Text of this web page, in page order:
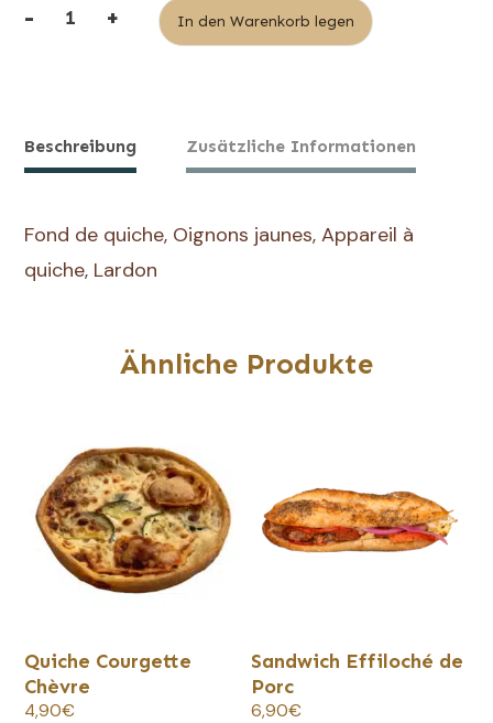
-
Lorraine
+ In den Warenkorb legen
Beschreibung Zusätzliche Informationen
Fond de quiche, Oignons jaunes, Appareil à
quiche, Lardon
Ähnliche Produkte
Quiche Courgette
Chèvre
4,90€
Sandwich Effiloché de
Porc
6,90€